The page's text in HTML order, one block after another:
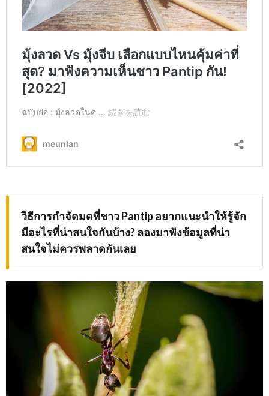
วิธีการกำจัดมดที่ชาวPantip อยากแนะนำให้รู้จัก
มีอะไรที่น่าสนใจกันบ้าง? ลองมาฟังข้อมูลที่น่า
สนใจไม่ควรพลาดกันเลย